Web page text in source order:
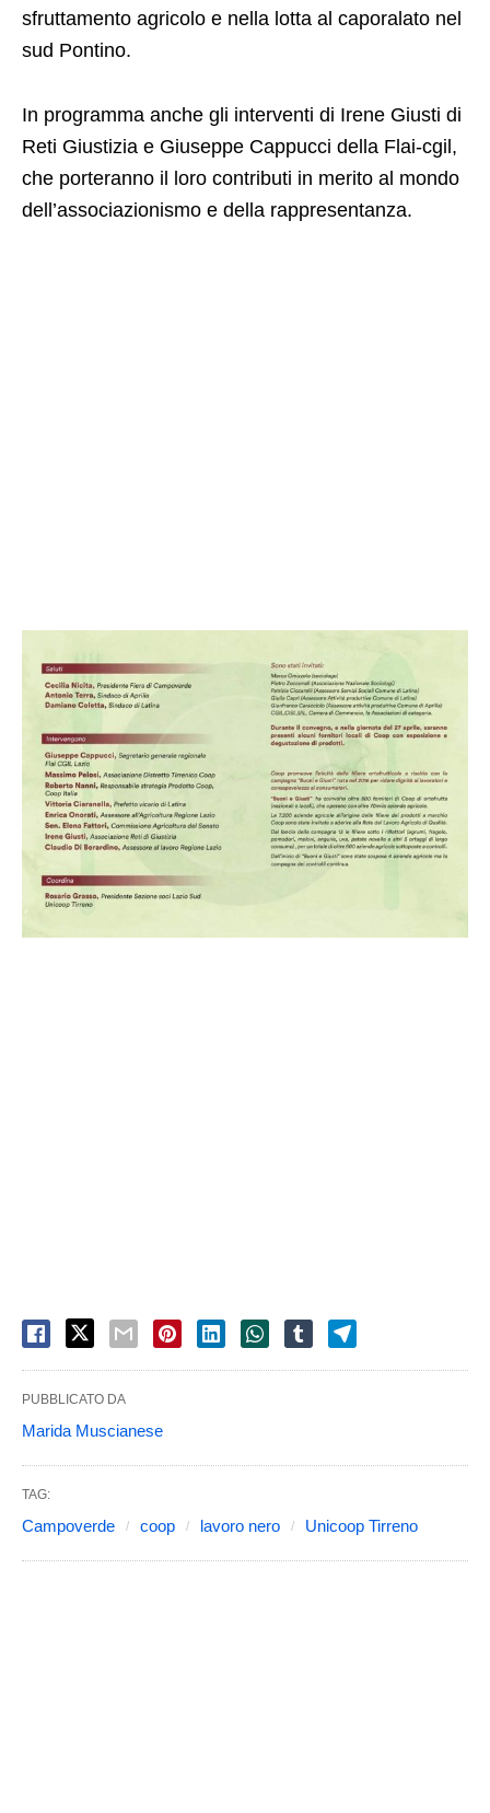
sfruttamento agricolo e nella lotta al caporalato nel
sud Pontino.
In programma anche gli interventi di Irene Giusti di
Reti Giustizia e Giuseppe Cappucci della Flai-cgil,
che porteranno il loro contributi in merito al mondo
dell’associazionismo e della rappresentanza.
PUBBLICATO DA
Marida Muscianese
TAG:
Campoverde coop lavoro nero Unicoop Tirreno